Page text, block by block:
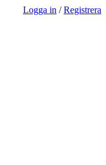
Logga in /Registrera